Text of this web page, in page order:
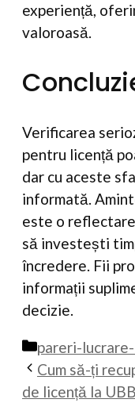
experiență,
valoroasă.
Verificarea
pentru licență
dar cu aceste
informată.
este o
să investești
încredere. Fii
informații
decizie.
Categorii
pareri-
Cum să-ți
de licență la UBB